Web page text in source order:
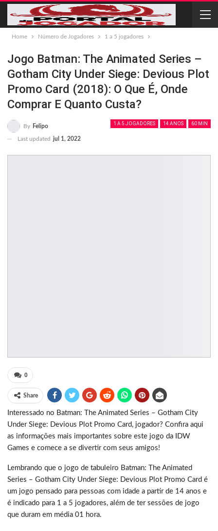
Home Número de Jogadores 1 a 5 jogadores
Jogo Batman: The Animated Series –
Gotham City Under Siege: Devious Plot
Promo Card (2018): O Que É, Onde
Comprar E Quanto Custa?
1 A 5 JOGADORES 14 ANOS 60 MIN
By Felipo
Last updated jul 1, 2022
0
Share
Interessado no Batman: The Animated Series – Gotham City
Under Siege: Devious Plot Promo Card, jogador? Confira aqui
as informações mais importantes sobre este jogo da IDW
Games e comece a se divertir com seus amigos!
Lembrando que o jogo de tabuleiro Batman: The Animated
Series – Gotham City Under Siege: Devious Plot Promo Card é
um jogo pensado para pessoas com idade a partir de 14 anos e
é indicado para 1 a 5 jogadores, além de ter sessões de jogo
que duram em média 01 hora.